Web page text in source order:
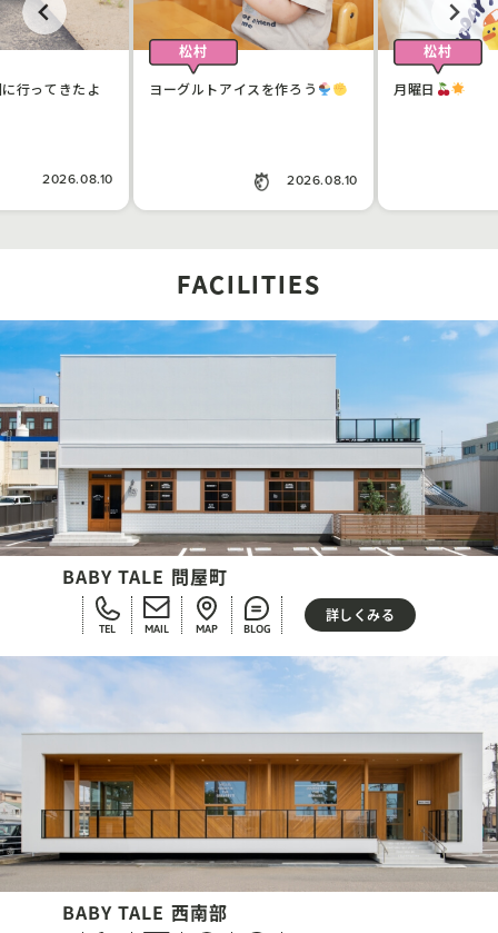
行ってきたよ
2026.08.10
松村
ヨーグルトアイスを作ろう
2026.08.10
松村
月曜日
FACILITIES
BABY TALE 問屋町
TEL MAIL MAP BLOG
詳しくみる
BABY TALE 西南部